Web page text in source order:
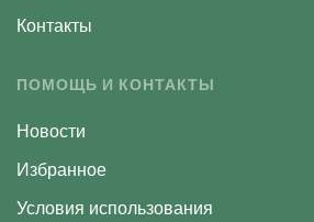
Контакты
ПОМОЩЬ И КОНТАКТЫ
Новости
Избранное
Условия использования